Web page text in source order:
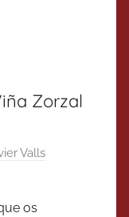
Zorzal
Valls
os